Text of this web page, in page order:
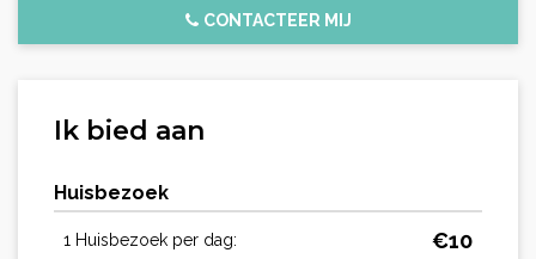
CONTACTEER MIJ
Ik bied aan
Huisbezoek
1 Huisbezoek per dag: €10